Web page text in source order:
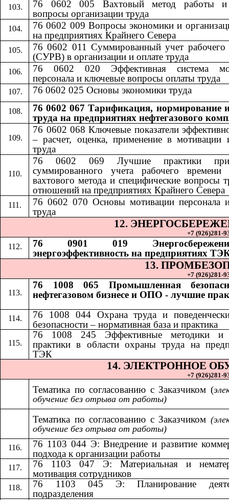
76 0602 005 Вахтовый метод работы и
вопросы организации труда
76 0602 009 Вопросы экономики и
на предприятиях Крайнего Севера
76 0602 011 Суммированный учет рабочего
(СУРВ) в организации и оплате труда
76 0602 020 Эффективная система
персонала и ключевые вопросы оплаты труда
76 0602 025 Основы экономики труда
76 0602 067 Тарификация, нормирование
труда на предприятиях нефтегазового
76 0602 068 ​​Ключевые показатели
– расчет, оценка, применение в мотивации
труда
76 0602 069
Лучшие практики
суммированного учета рабочего
вахтового метода и специфические вопросы
отношений на предприятиях Крайнего Севера
76 0602 070 ​​Основы мотивации персонала
труда
12.
+7 (926)281-
76 0901 019
энергоэффективность на предприятиях
13.
+7 (926)281-
76 1008 065 Промышленная
нефтегазовом бизнесе и ОПО - лучшие
76 1008 044 Охрана труда и
безопасности – нормативная база и практика
76 1008 245 Эффективные методики и
практики в области охраны труда на
ТЭК
14.​​ ЭЛЕКТРОННОЕ
+7 (926)281-
Тематика по согласованию с Заказчиком (
обучение без отрыва от работы)
Тематика по согласованию с Заказчиком​​
обучение без отрыва от работы)
76 1103 044 Э: Внедрение и развитие
подхода к организации работы
76 1103 047 Э: Материальная и
мотивация сотрудников
76 1103 045 Э: Планирование
подразделения